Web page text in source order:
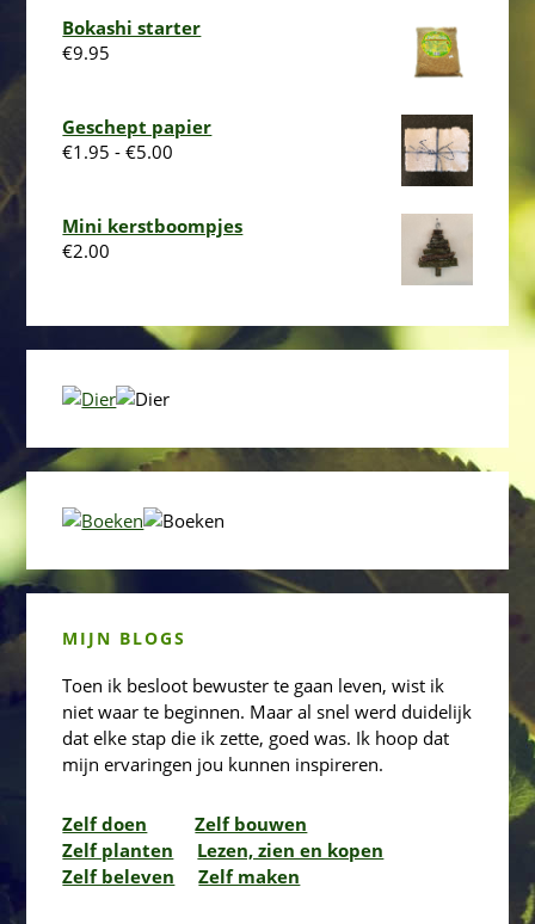
Bokashi starter
€9.95
Geschept papier
€1.95 - €5.00
€5.00
Mini kerstboompjes
€2.00
MIJN BLOGS
Toen ik besloot bewuster te gaan leven, wist ik
niet waar te beginnen. Maar al snel werd duidelijk
dat elke stap die ik zette, goed was. Ik hoop dat
mijn ervaringen jou kunnen inspireren.
Zelf doen
Zelf bouwen
Zelf planten
Lezen, zien en kopen
Zelf beleven
Zelf maken